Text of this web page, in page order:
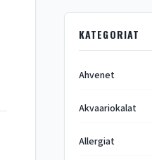
KATEGORIAT
Ahvenet
Akvaariokalat
Allergiat